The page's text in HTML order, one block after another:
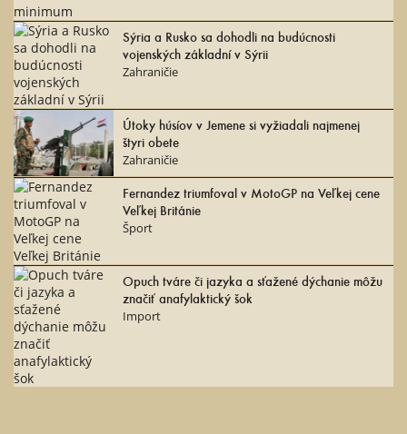
Sýria a Rusko sa dohodli na budúcnosti
vojenských základní v Sýrii
Zahraničie
Útoky húsíov v Jemene si vyžiadali najmenej
štyri obete
Zahraničie
Fernandez triumfoval v MotoGP na Veľkej cene
Veľkej Británie
Šport
Opuch tváre či jazyka a sťažené dýchanie môžu
značiť anafylaktický šok
Import